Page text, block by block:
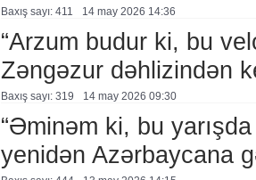
Baxış sayı: 411 14 may 2026 14:36
“Arzum budur ki, bu
Zəngəzur dəhlizindən
Baxış sayı: 319 14 may 2026 09:30
“Əminəm ki, bu
yenidən Azərbaycana